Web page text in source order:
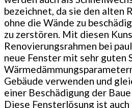
bezeichnet, da sie den alten
ohne die Wände zu
zu zerstören. Mit diesen
Renovierungsrahmen bei
neue Fenster mit sehr guten
Gebäude verwenden und
einer Beschädigung der
Diese Fensterlösung ist